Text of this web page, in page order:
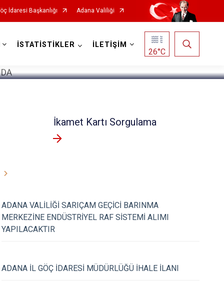
İdaresi Başkanlığı Adana Valiliği
İSTATİSTİKLER İLETİŞİM
26°C
İkamet Kartı Sorgulama
ADANA VALİLİĞİ SARIÇAM GEÇİCİ BARINMA
MERKEZİNE ENDÜSTRİYEL RAF SİSTEMİ ALIMI
YAPILACAKTIR
ADANA İL GÖÇ İDARESİ MÜDÜRLÜĞÜ İHALE İLANI